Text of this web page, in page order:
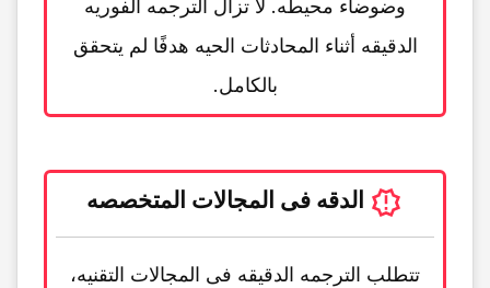
وضوضاء محیطه. لا تزال الترجمه الفوریه
الدقیقه أثناء المحادثات الحیه هدفًا لم یتحقق
بالکامل.
الدقه فی المجالات المتخصصه
تتطلب الترجمه الدقیقه فی المجالات التقنیه،